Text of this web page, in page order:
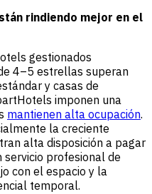
rindiendo mejor en el
gestionados
4–5 estrellas superan
y casas de
imponen una
mantienen alta ocupación.
la creciente
alta disposición a pagar
profesional de
con el espacio y la
temporal.